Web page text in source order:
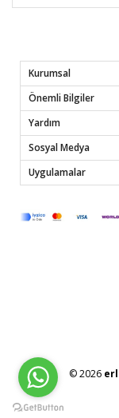
Kurumsal
Önemli Bilgiler
Yardım
Sosyal Medya
Uygulamalar
© 2026